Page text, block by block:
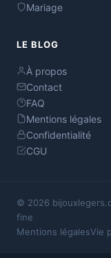
Mariage
LE BLOG
À propos
Contact
FAQ
Mentions légales
Confidentialité
CGU
© 2026
fine
Mentions légalesVie